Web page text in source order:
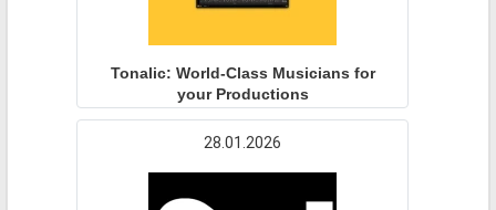
Tonalic: World-Class Musicians for
your Productions
28.01.2026